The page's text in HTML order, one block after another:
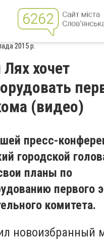
2015 р.
хочет
(видео)
пресс-
городской
планы по
первого
комитета.
новоизбранный